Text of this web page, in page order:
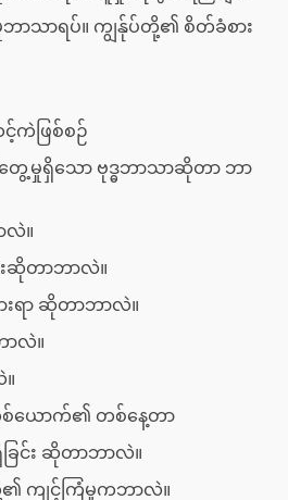
ဘာသာရပ်။ ကျွန်ုပ်တို့၏ စိတ်ခံစား
င့်ကဲဖြစ်စဉ်
ေ့မှုရှိသော ဗုဒ္ဓဘာသာဆိုတာ ဘာ
လဲ။
းဆိုတာဘာလဲ။
ရာ ဆိုတာဘာလဲ။
လဲ။
စ်ယောက်၏ တစ်နေ့တာ
ြင်း ဆိုတာဘာလဲ။
၏ ကျင့်ကြံမှုကဘာလဲ။